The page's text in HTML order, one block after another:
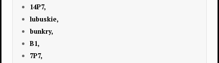
14P7,
lubuskie,
bunkry,
B1,
7P7,